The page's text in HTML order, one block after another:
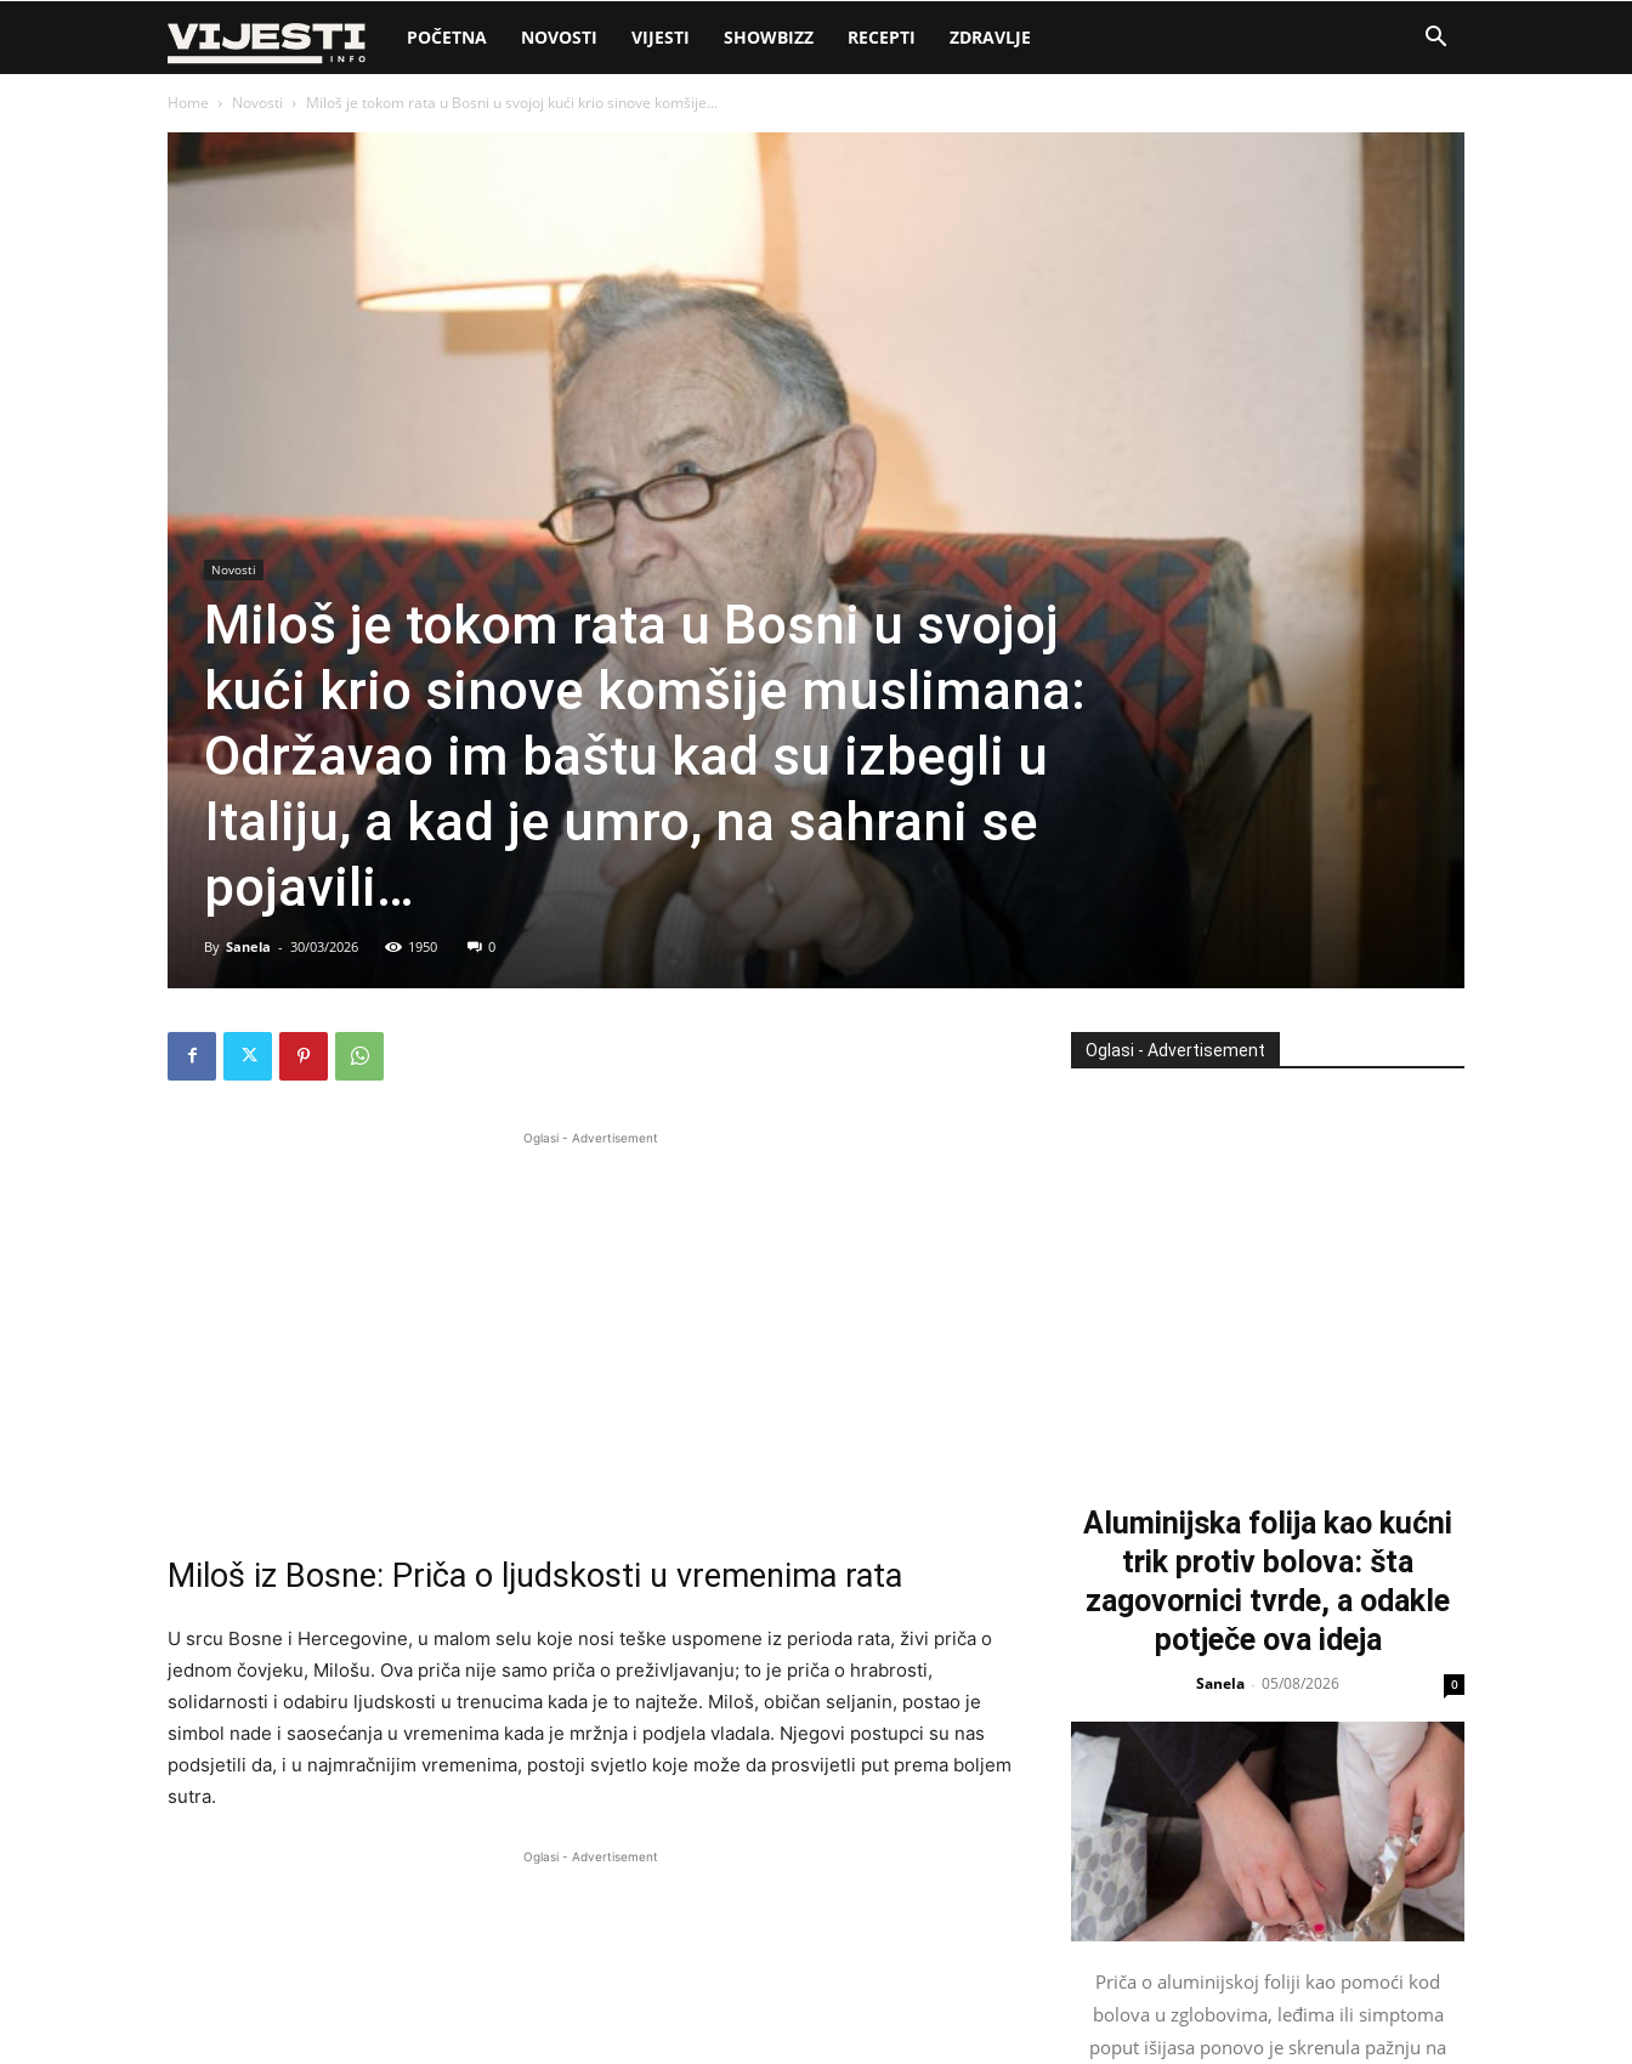
Vijesti
POČETNA NOVOSTI VIJESTI SHOWBIZZ RECEPTI ZDRAVLJE
Home Novosti Miloš je tokom rata u Bosni u svojoj kući krio sinove komšije...
Novosti
Miloš je tokom rata u Bosni u svojoj
kući krio sinove komšije muslimana:
Održavao im baštu kad su izbegli u
Italiju, a kad je umro, na sahrani se
pojavili…
By Sanela - 30/03/2026 1950 0
Oglasi - Advertisement
Miloš iz Bosne: Priča o ljudskosti u vremenima rata
U srcu Bosne i Hercegovine, u malom selu koje nosi teške uspomene iz perioda rata, živi priča o
jednom čovjeku, Milošu. Ova priča nije samo priča o preživljavanju; to je priča o hrabrosti,
solidarnosti i odabiru ljudskosti u trenucima kada je to najteže. Miloš, običan seljanin, postao je
simbol nade i saosećanja u vremenima kada je mržnja i podjela vladala. Njegovi postupci su nas
podsjetili da, i u najmračnijim vremenima, postoji svjetlo koje može da prosvijetli put prema boljem
sutra.
Oglasi - Advertisement
Oglasi - Advertisement
Aluminijska folija kao kućni
trik protiv bolova: šta
zagovornici tvrde, a odakle
potječe ova ideja
Sanela - 05/08/2026 0
Priča o aluminijskoj foliji kao pomoći kod
bolova u zglobovima, leđima ili simptoma
poput išijasa ponovo je skrenula pažnju na